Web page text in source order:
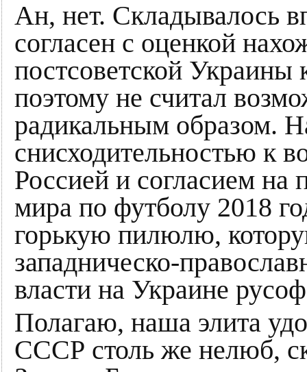
Ан, нет. Складывалось
согласен с оценкой
постсоветской Украины
поэтому не считал
радикальным образом.
снисходительностью к
Россией и согласием на
мира по футболу 2018
горькую пилюлю,
западническо-
власти на Украине
Полагаю, наша элита
СССР столь же нелюб,